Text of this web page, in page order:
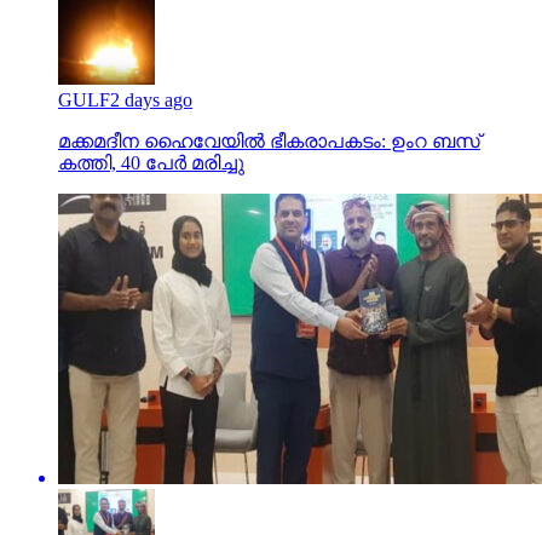
GULF2 days ago
മക്കമദീന ഹൈവേയില്‍ ഭീകരാപകടം: ഉംറ ബസ്
കത്തി, 40 പേര്‍ മരിച്ചു